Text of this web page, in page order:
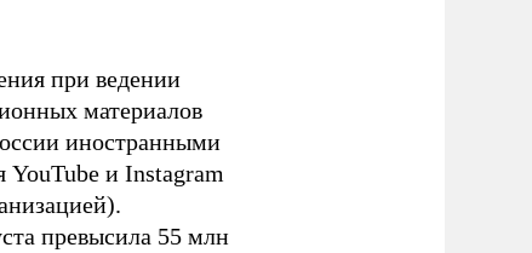
при ведении
материалов
иностранными
YouTube и Instagram
превысила 55 млн